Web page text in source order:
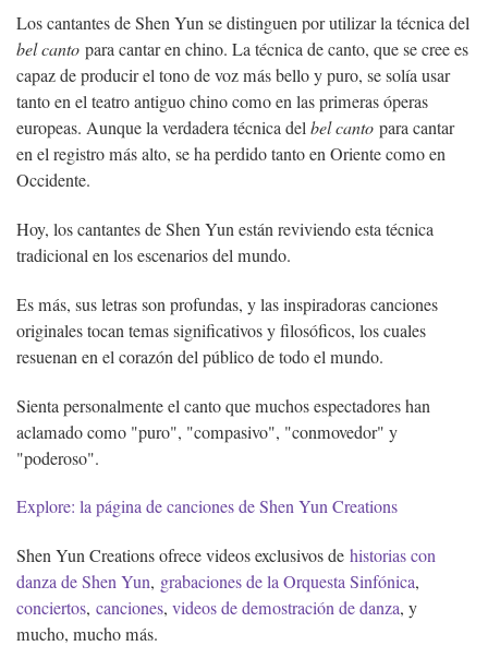
Los cantantes de Shen Yun se distinguen por utilizar la técnica del
bel canto para cantar en chino. La técnica de canto, que se cree es
capaz de producir el tono de voz más bello y puro, se solía usar
tanto en el teatro antiguo chino como en las primeras óperas
europeas. Aunque la verdadera técnica delbel canto para cantar
en el registro más alto, se ha perdido tanto en Oriente como en
Occidente.
Hoy, los cantantes de Shen Yun están reviviendo esta técnica
tradicional en los escenarios del mundo.
Es más, sus letras son profundas, y las inspiradoras canciones
originales tocan temas significativos y filosóficos, los cuales
resuenan en el corazón del público de todo el mundo.
Sienta personalmente el canto que muchos espectadores han
aclamado como "puro", "compasivo", "conmovedor" y
"poderoso".
Explore: la página de canciones de Shen Yun Creations
Shen Yun Creations ofrece videos exclusivos de historias con
danza de Shen Yun, grabaciones de la Orquesta Sinfónica,
conciertos, canciones, videos de demostración de danza, y
mucho, mucho más.